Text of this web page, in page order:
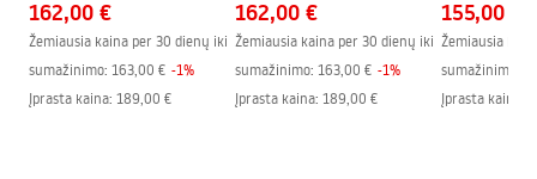
162,00 €
Žemiausia kaina per 30 dienų iki
sumažinimo: 163,00 € -1%
Įprasta kaina: 189,00 €
162,00 €
Žemiausia kaina per 30 dienų iki
sumažinimo: 163,00 € -1%
Įprasta kaina: 189,00 €
155,00 €
Žemiausia
sumažinimo:
Įprasta kaina